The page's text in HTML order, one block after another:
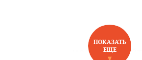
НОВОЕ НА САЙТЕ
ПОКАЗАТЬ
ЕЩЕ